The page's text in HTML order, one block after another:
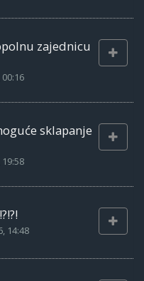
zajednicu
sklapanje
14:48